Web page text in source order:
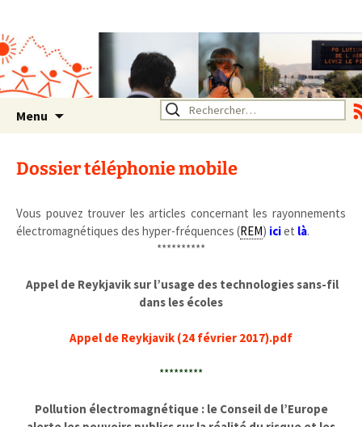
Rhône Alpes
Un environnement sain pour
la santé de tous
Menu Rechercher :
Dossier téléphonie mobile
Vous pouvez trouver les articles concernant les rayonnements
électromagnétiques des hyper-fréquences (REM) iciet là.
**********
Appel de Reykjavik sur l’usage des technologies sans-fil
dans les écoles
Appel de Reykjavik (24 février 2017).pdf
*********
Pollution électromagnétique : le Conseil de l’Europe